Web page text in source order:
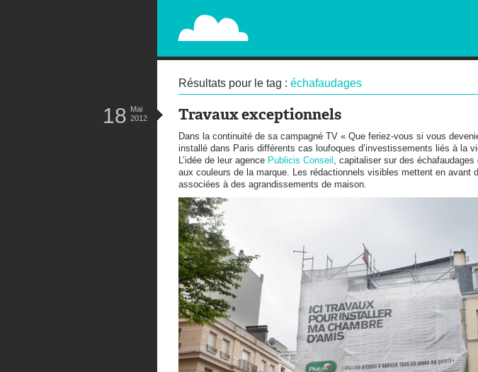
PAPERPLANE
STREET, AMBIENT, GUÉRILLA MARKETING AND OUT OF HOME
Résultats pour le tag : échafaudages
Travaux exceptionnels
18 Mai
2012
Dans la continuité de sa campagné TV « Que feriez-vous si vous
installé dans Paris différents cas loufoques d’investissements liés à la
L’idée de leur agence Publicis Conseil
, capitaliser sur des
aux couleurs de la marque. Les rédactionnels visibles mettent en avant
associées à des agrandissements de maison.